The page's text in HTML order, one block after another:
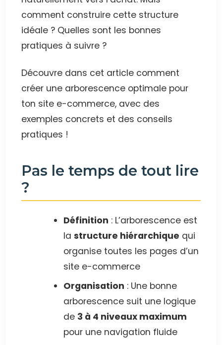
comment construire cette structure
idéale ? Quelles sont les bonnes
pratiques à suivre ?
Découvre dans cet article comment
créer une arborescence optimale pour
ton site e-commerce, avec des
exemples concrets et des conseils
pratiques !
Pas le temps de tout lire
?
Définition : L’arborescence est
la structure hiérarchique qui
organise toutes les pages d’un
site e-commerce
Organisation : Une bonne
arborescence suit une logique
de 3 à 4 niveaux maximum
pour une navigation fluide